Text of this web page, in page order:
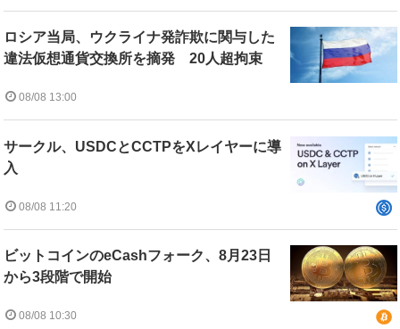
ロシア当局、ウクライナ発詐欺に関与した
違法仮想通貨交換所を摘発 20人超拘束
08/08 13:00
サークル、USDCとCCTPをXレイヤーに導
入
08/08 11:20
ビットコインのeCashフォーク、8月23日
から3段階で開始
08/08 10:30